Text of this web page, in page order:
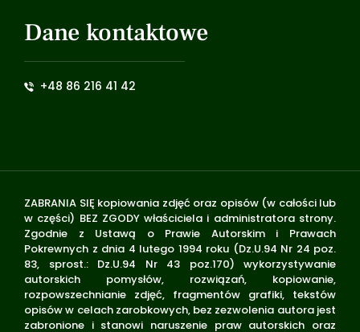
Dane kontaktowe
+48 86 216 41 42
ZABRANIA SIĘ kopiowania zdjęć oraz opisów (w całości lub
w części) BEZ ZGODY właściciela i administratora strony.
Zgodnie z Ustawą o Prawie Autorskim i Prawach
Pokrewnych z dnia 4 lutego 1994 roku (Dz.U.94 Nr 24 poz.
83, sprost.: Dz.U.94 Nr 43 poz.170) wykorzystywanie
autorskich pomysłów, rozwiązań, kopiowanie,
rozpowszechnianie zdjęć, fragmentów grafiki, tekstów
opisów w celach zarobkowych, bez zezwolenia autora jest
zabronione i stanowi naruszenie praw autorskich oraz